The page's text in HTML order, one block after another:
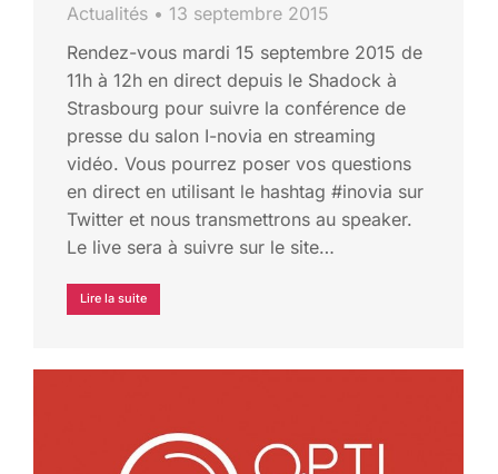
Actualités
13 septembre 2015
Rendez-vous mardi 15 septembre 2015 de
11h à 12h en direct depuis le Shadock à
Strasbourg pour suivre la conférence de
presse du salon I-novia en streaming
vidéo. Vous pourrez poser vos questions
en direct en utilisant le hashtag #inovia sur
Twitter et nous transmettrons au speaker.
Le live sera à suivre sur le site…
Lire la suite